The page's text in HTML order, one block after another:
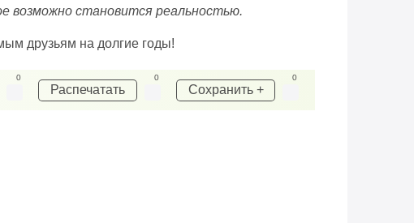
возможно становится реальностью.
друзьям на долгие годы!
0
Распечатать
0
Сохранить +
0